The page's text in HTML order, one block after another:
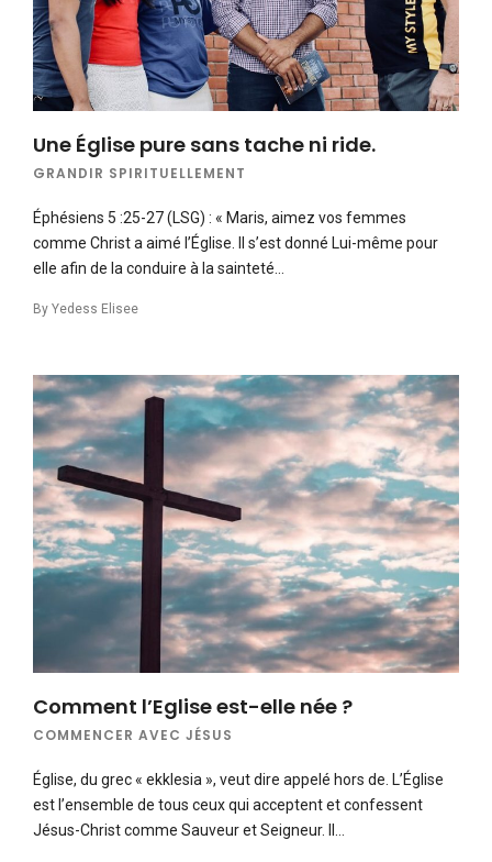
Une Église pure sans tache ni ride.
GRANDIR SPIRITUELLEMENT
Éphésiens 5 :25-27 (LSG) : « Maris, aimez vos femmes
comme Christ a aimé l’Église. Il s’est donné Lui-même pour
elle afin de la conduire à la sainteté…
By Yedess Elisee
Comment l’Eglise est-elle née ?
COMMENCER AVEC JÉSUS
Église, du grec « ekklesia », veut dire appelé hors de. L’Église
est l’ensemble de tous ceux qui acceptent et confessent
Jésus-Christ comme Sauveur et Seigneur. Il…